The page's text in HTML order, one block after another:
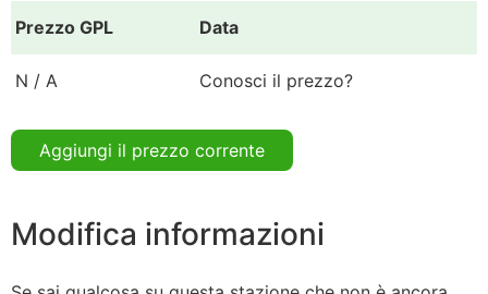
Prezzo GPL Data
N / A Conosci il prezzo?
Aggiungi il prezzo corrente
Modifica informazioni